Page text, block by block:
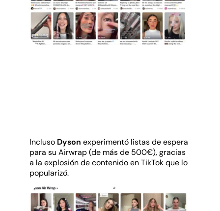
Incluso Dyson experimentó listas de espera
para su Airwrap (de más de 500€), gracias
a la explosión de contenido en TikTok que lo
popularizó.